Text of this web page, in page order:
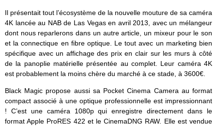
Il présentait tout l’écosystème de la nouvelle mouture de sa caméra
4K lancée au NAB de Las Vegas en avril 2013, avec un mélangeur
dont nous reparlerons dans un autre article, un mixeur pour le son
et la connectique en fibre optique. Le tout avec un marketing bien
spécifique avec un affichage des prix en clair sur les murs à côté
de la panoplie matérielle présentée au complet. Leur caméra 4K
est probablement la moins chère du marché à ce stade, à 3600€.
Black Magic propose aussi sa Pocket Cinema Camera au format
compact associé à une optique professionnelle est impressionnant
! C’est une caméra 1080p qui enregistre directement dans le
format Apple ProRES 422 et le CinemaDNG RAW. Elle est vendue